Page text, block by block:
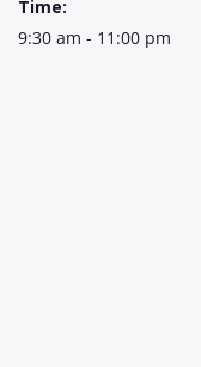
Time:
9:30 am - 11:00 pm